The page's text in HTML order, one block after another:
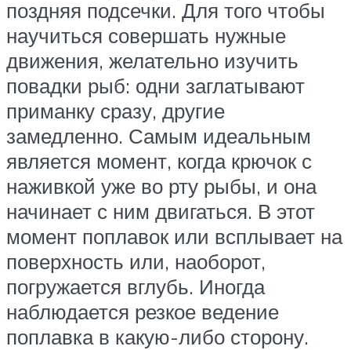
поздняя подсечки. Для того чтобы
научиться совершать нужные
движения, желательно изучить
повадки рыб: одни заглатывают
приманку сразу, другие
замедленно. Самым идеальным
является момент, когда крючок с
наживкой уже во рту рыбы, и она
начинает с ним двигаться. В этот
момент поплавок или всплывает на
поверхность или, наоборот,
погружается вглубь. Иногда
наблюдается резкое ведение
поплавка в какую-либо сторону.